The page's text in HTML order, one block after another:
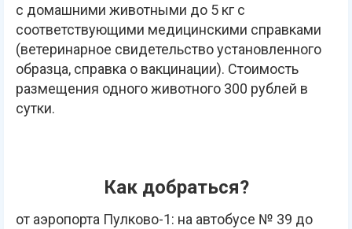
с домашними животными до 5 кг с
соответствующими медицинскими справками
(ветеринарное свидетельство установленного
образца, справка о вакцинации). Стоимость
размещения одного животного 300 рублей в
сутки.
Как добраться?
от аэропорта Пулково-1: на автобусе № 39 до